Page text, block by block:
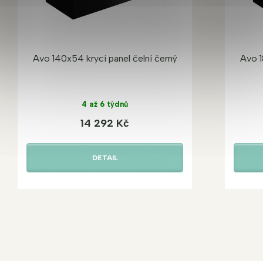
Avo 140x54 krycí panel čelní černý
4 až 6 týdnů
14 292 Kč
DETAIL
Avo